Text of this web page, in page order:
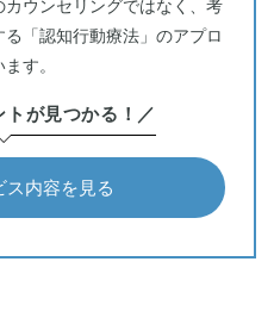
ウンセリングではなく、考
「認知行動療法」のアプロ
す。
トが見つかる！／
ス内容を見る